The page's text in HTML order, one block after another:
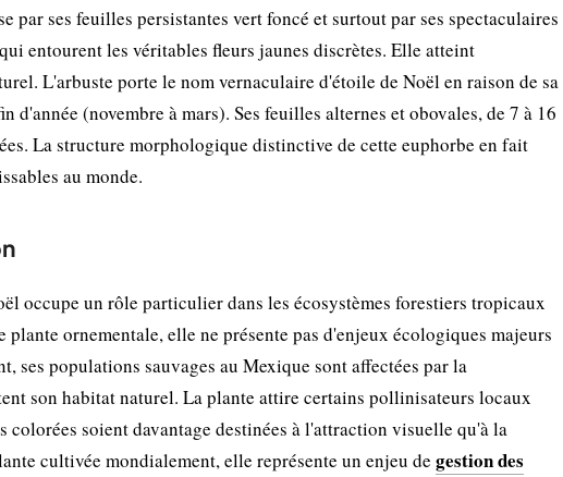
par ses feuilles persistantes vert foncé et surtout par ses spectaculaires
entourent les véritables fleurs jaunes discrètes. Elle atteint
L'arbuste porte le nom vernaculaire d'étoile de Noël en raison de sa
(novembre à mars). Ses feuilles alternes et obovales, de 7 à 16
La structure morphologique distinctive de cette euphorbe en fait
au monde.
occupe un rôle particulier dans les écosystèmes forestiers tropicaux
ornementale, elle ne présente pas d'enjeux écologiques majeurs
ses populations sauvages au Mexique sont affectées par la
son habitat naturel. La plante attire certains pollinisateurs locaux
colorées soient davantage destinées à l'attraction visuelle qu'à la
cultivée mondialement, elle représente un enjeu de gestion des